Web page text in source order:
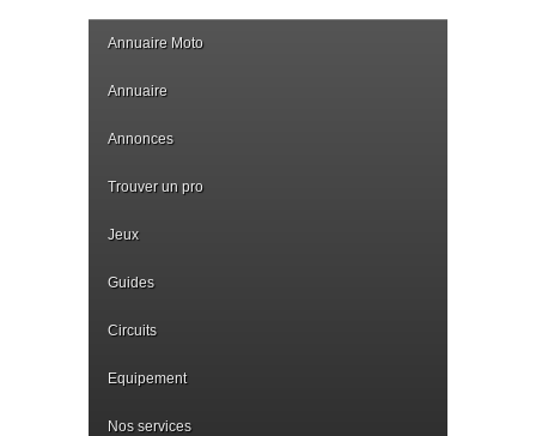
Annuaire Moto
Annuaire
Annonces
Trouver un pro
Jeux
Guides
Circuits
Equipement
Nos services